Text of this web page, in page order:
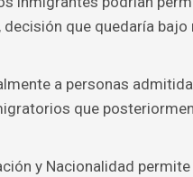
que quedaría
a personas
que
y Nacionalidad